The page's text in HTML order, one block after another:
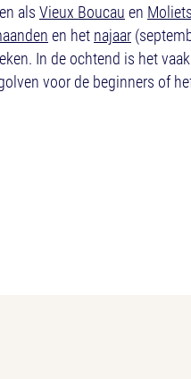
als Vieux Boucau en Moliets
en het najaar
In de ochtend is het
voor de beginners of